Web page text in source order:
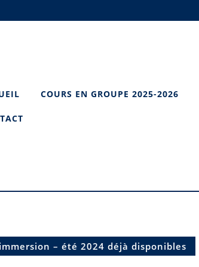
COURS EN GROUPE 2025-2026
– été 2024 déjà disponibles